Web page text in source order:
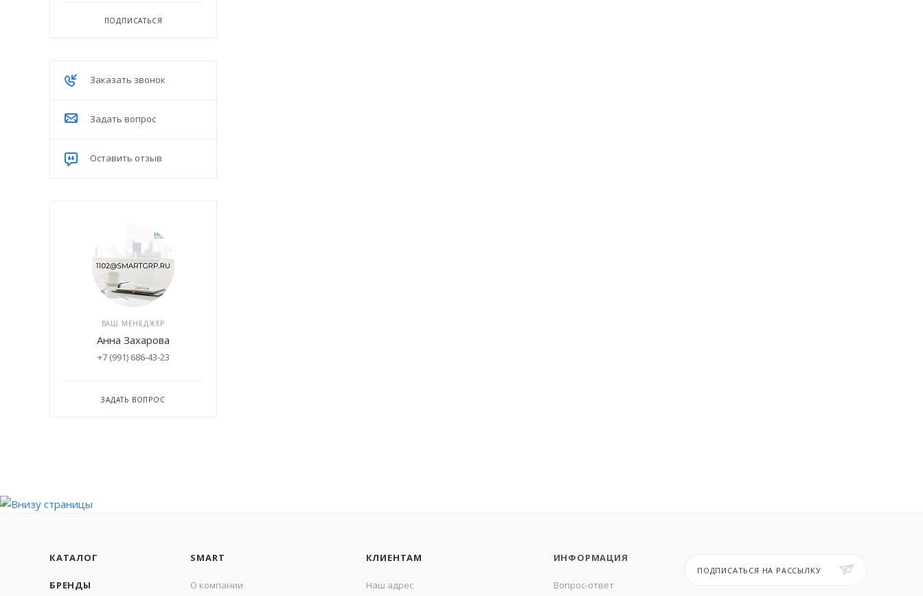
ПОДПИСАТЬСЯ
Заказать звонок
Задать вопрос
Оставить отзыв
ВАШ МЕНЕДЖЕР
Анна Захарова
+7 (991) 686-43-23
ЗАДАТЬ ВОПРОС
КАТАЛОГ
БРЕНДЫ
SMART
О компании
КЛИЕНТАМ
Наш адрес
ИНФОРМАЦИЯ
Вопрос-ответ
ПОДПИСАТЬСЯ НА РАССЫЛКУ